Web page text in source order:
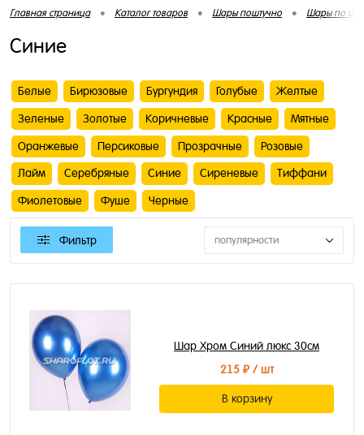
Главная страница • Каталог товаров • Шары поштучно • Шары по
Синие
Белые Бирюзовые Бургундия Голубые Желтые
Зеленые Золотые Коричневые Красные Мятные
Оранжевые Персиковые Прозрачные Розовые
Лайм Серебряные Синие Сиреневые Тиффани
Фиолетовые Фуше Черные
Фильтр популярности
Шар Хром Синий люкс 30см
215 ₽/ шт
В корзину